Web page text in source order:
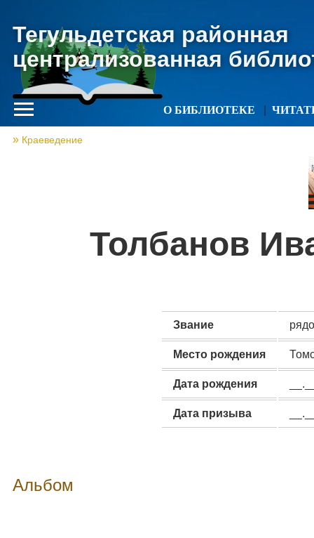
Тегульдетская районная
централизованная
О БИБЛИОТЕКЕ
Краеведение
Толбанов
Звание
Место рождения
Дата рождения
Дата призыва
Альбом